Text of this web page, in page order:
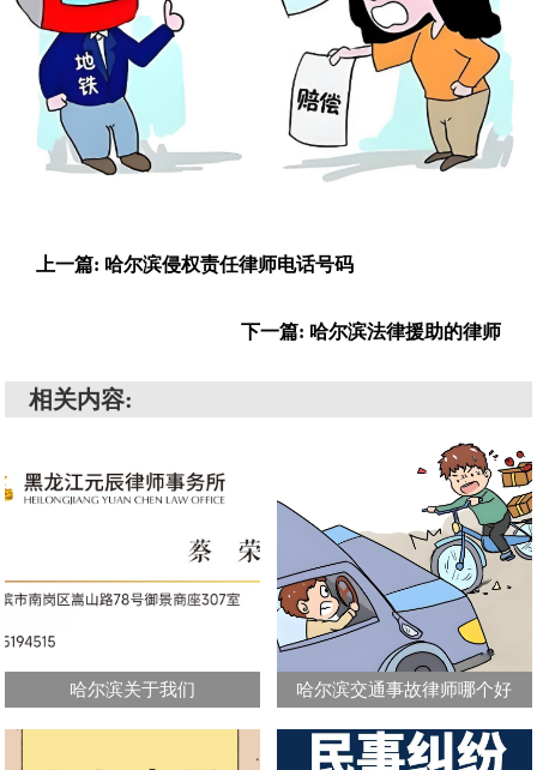
上一篇: 哈尔滨侵权责任律师电话号码
下一篇: 哈尔滨法律援助的律师
相关内容:
哈尔滨关于我们 哈尔滨交通事故律师哪个好